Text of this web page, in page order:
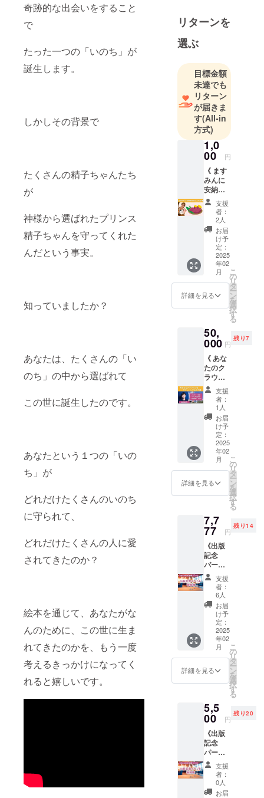
奇跡的な出会いをすること
で
たった一つの「いのち」が
誕生します。
しかしその背景で
たくさんの精子ちゃんたち
が
神様から選ばれたプリンス
精子ちゃんを守ってくれた
んだという事実。
知っていましたか？
あなたは、たくさんの「い
のち」の中から選ばれて
この世に誕生したのです。
あなたという１つの「いの
ち」が
どれだけたくさんのいのち
に守られて、
どれだけたくさんの人に愛
されてきたのか？
絵本を通じて、あなたがな
んのために、この世に生ま
れてきたのかを、もう一度
考えるきっかけになってく
れると嬉しいです。
記念イベン
トは、来年1
月19日に開
国での"絵本
の朗読と胎
内記憶に関
するセミ
ナー"もス
タートしま
子どもたち
やママたち
に「愛と感
謝」を届
け、未来に
希望を育む
で、
人として大
伝えていき
18年間の透
析治療を乗
り越えた彼
女の経験が
込められた
絵本は、命
の大切さを
やさしく伝
え、心を育
てる作品で
す。
クラウド
ングも11月1
日から開始
されました
ので、皆様
の温かい応
援をお待ち
していま
リターンを
選ぶ
目標金額
未達でも
リターン
が届きま
す(All-in
方式)
1,0
00 円
《 ます
みんに
安納芋
（サツ
マイ
モ）を
差し入
れる
権》
2ヶ月に
わたる
クラウ
ドファ
ンディ
ングを
駆け抜
すみん
に、大
好物の
安納芋
（サツ
マイ
モ）を
差し入
れする
ことが
できま
す。 [リ
ターン
内容] ・
安納芋
を手に
取りな
すみん
の写真
をメー
ル
（メッ
セー
ジ）で
お送り
いたし
ます ・
お礼
メッ
セージ
をお送
りしま
す ※支
援者様
みんが
安納芋
を購入
いたし
ます ※
直接の
差し入
れは受
付られ
ません
支援
者：
2人
お届
け予
定：
2025
年02
月
詳細を見る
こ
の
リ
タ
ー
ン
を
選
択
す
る
50,
000 円
残り7
《 あな
たのク
ラウド
ファン
ディン
グをサ
ポート
しても
らう権
クラウ
ドファ
ンディ
ングの
ページ
作成や
ポート
をして
いただ
いてい
る、ク
ラウド
ファン
ディン
グの専
門家、
廣川な
おさん
とのコ
ラボリ
ターン
になり
ます。
ファン
ディン
グの立
ち上げ
や相談
をオン
ライン
で行え
ます ・
ページ
支援
者：
1人
お届
け予
定：
2025
年02
月
詳細を見る
こ
の
リ
タ
ー
ン
を
選
択
す
る
7,7
77 円
残り14
《出版
記念
パー
ティー
参加権
23日
（日) 東
京で開
催する
絵本出
版記念
パー
ティー
イベン
トで1名
参加で
きます
[内容]
・場所
は参加
者の方
にご連
絡いた
します
・絵本
支援
者：
6人
お届
け予
定：
2025
年02
月
詳細を見る
こ
の
リ
タ
ー
ン
を
選
択
す
る
5,5
00 円
残り20
《出版
記念
パー
ティー
協賛権
23日
支援
者：
0人
お届